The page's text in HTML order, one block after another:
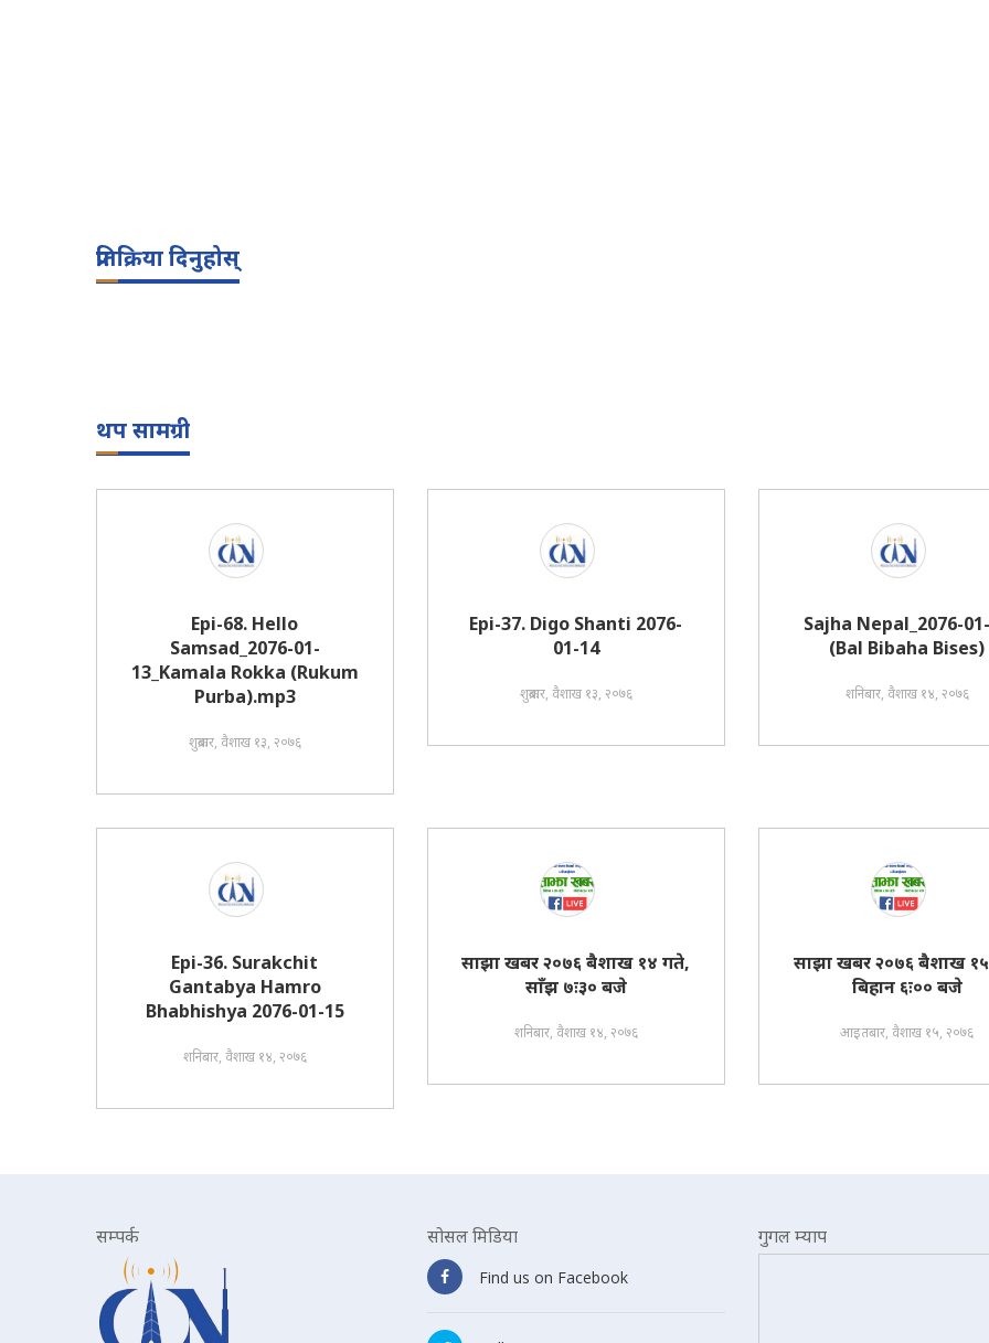
प्रतिक्रिया दिनुहोस्
थप सामग्री
Epi-68. Hello
Samsad_2076-01-
13_Kamala Rokka (Rukum
Purba).mp3
शुक्रबार, वैशाख १३, २०७६
Epi-37. Digo Shanti 2076-
01-14
शुक्रबार, वैशाख १३, २०७६
Sajha Nepal_2076-
(Bal Bibaha Bises)
शनिबार, वैशाख १४, २०७६
Epi-36. Surakchit
Gantabya Hamro
Bhabhishya 2076-01-15
शनिबार, वैशाख १४, २०७६
साझा खबर २०७६ बैशाख १४ गते,
साँझ ७ः३० बजे
शनिबार, वैशाख १४, २०७६
साझा खबर २०७६ बैशाख
बिहान ६ः०० बजे
आइतबार, वैशाख १५, २०७६
सम्पर्क सोसल मिडिया
Find us on Facebook
गुगल म्याप